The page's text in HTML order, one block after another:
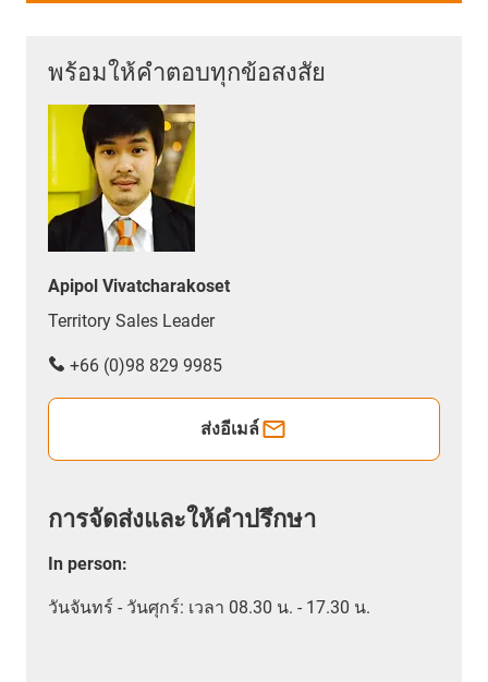
พร้อมให้คำตอบทุกข้อสงสัย
Apipol Vivatcharakoset
Territory Sales Leader
+66 (0)98 829 9985
ส่งอีเมล์
การจัดส่งและให้คำปรึกษา
In person:
วันจันทร์ - วันศุกร์: เวลา 08.30 น. - 17.30 น.